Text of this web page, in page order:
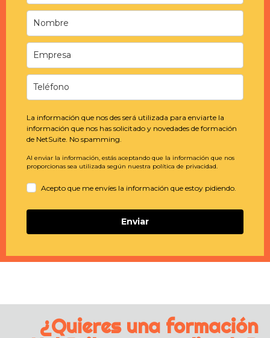
La información que nos des será utilizada para enviarte la
información que nos has solicitado y novedades de formación
de NetSuite. No spamming.
Al enviar la información, estás aceptando que la información que nos
proporcionas sea utilizada según nuestra política de privacidad.
Acepto que me envíes la información que estoy pidiendo.
Enviar
¿Quieres una formación